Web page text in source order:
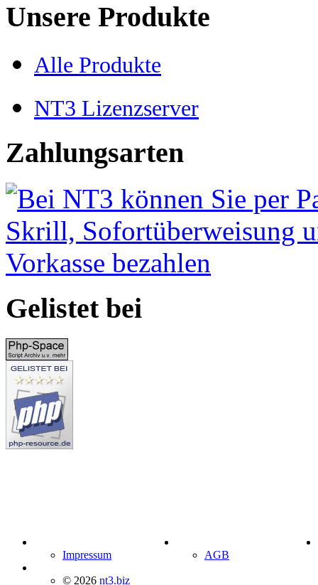
Unsere Produkte
Alle Produkte
NT3 Lizenzserver
Zahlungsarten
Gelistet bei
Impressum AGB
© 2026 nt3.biz